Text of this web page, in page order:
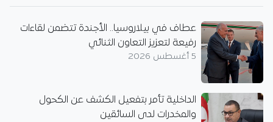
عطاف في بيلاروسيا.. الأجندة تتضمن لقاءات
رفيعة لتعزيز التعاون الثنائي
5 أغسطس 2026
الداخلية تأمر بتفعيل الكشف عن الكحول
والمخدرات لدى السائقين